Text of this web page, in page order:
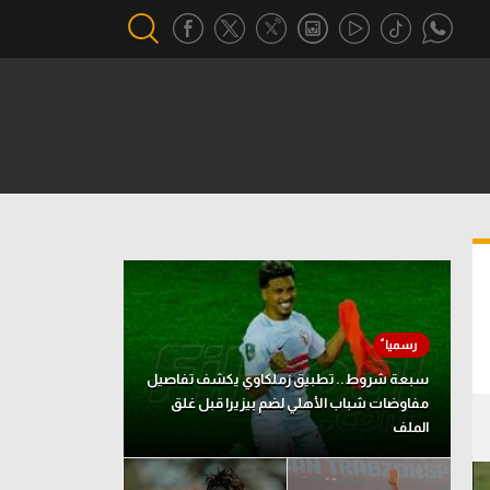
تحقيق في الجول
تقرير في الجول
تحليل في الجول
حكايات في الجول
كويز في الجول
فيديو في الجول
سبعة شروط.. تطبيق زملكاوي يكشف تفاصيل
مفاوضات شباب الأهلي لضم بيزيرا قبل غلق
الملف